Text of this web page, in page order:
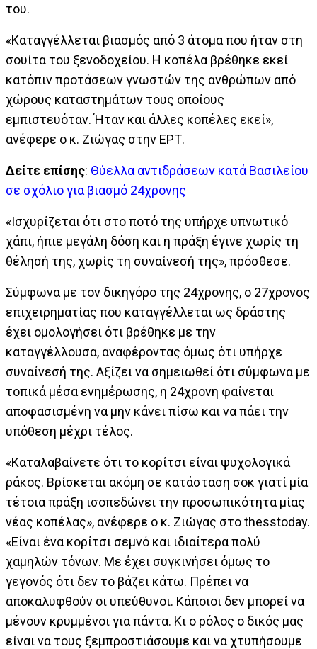
του.
«Καταγγέλλεται βιασμός από 3 άτομα που ήταν στη
σουίτα του ξενοδοχείου. Η κοπέλα βρέθηκε εκεί
κατόπιν προτάσεων γνωστών της ανθρώπων από
χώρους καταστημάτων τους οποίους
εμπιστευόταν. Ήταν και άλλες κοπέλες εκεί»,
ανέφερε ο κ. Ζιώγας στην ΕΡΤ.
Δείτε επίσης: Θύελλα αντιδράσεων κατά Βασιλείου
σε σχόλιο για βιασμό 24χρονης
«Ισχυρίζεται ότι στο ποτό της υπήρχε υπνωτικό
χάπι, ήπιε μεγάλη δόση και η πράξη έγινε χωρίς τη
θέλησή της, χωρίς τη συναίνεσή της», πρόσθεσε.
Σύμφωνα με τον δικηγόρο της 24χρονης, ο 27χρονος
επιχειρηματίας που καταγγέλλεται ως δράστης
έχει ομολογήσει ότι βρέθηκε με την
καταγγέλλουσα, αναφέροντας όμως ότι υπήρχε
συναίνεσή της. Αξίζει να σημειωθεί ότι σύμφωνα με
τοπικά μέσα ενημέρωσης, η 24χρονη φαίνεται
αποφασισμένη να μην κάνει πίσω και να πάει την
υπόθεση μέχρι τέλος.
«Καταλαβαίνετε ότι το κορίτσι είναι ψυχολογικά
ράκος. Βρίσκεται ακόμη σε κατάσταση σοκ γιατί μία
τέτοια πράξη ισοπεδώνει την προσωπικότητα μίας
νέας κοπέλας», ανέφερε ο κ. Ζιώγας στο thesstoday.
«Είναι ένα κορίτσι σεμνό και ιδιαίτερα πολύ
χαμηλών τόνων. Με έχει συγκινήσει όμως το
γεγονός ότι δεν το βάζει κάτω. Πρέπει να
αποκαλυφθούν οι υπεύθυνοι. Κάποιοι δεν μπορεί να
μένουν κρυμμένοι για πάντα. Κι ο ρόλος ο δικός μας
είναι να τους ξεμπροστιάσουμε και να χτυπήσουμε